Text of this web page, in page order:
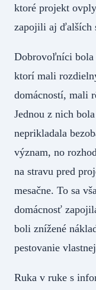
ktoré projekt
zapojili aj ďalších
Dobrovoľníci bola
ktorí mali
domácností, mali
Jednou z nich
neprikladala
význam, no
na stravu pred
mesačne. To sa
domácnosť
boli znížené
pestovanie
Ruka v ruke s